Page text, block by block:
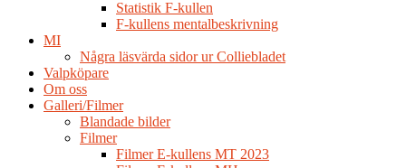
Statistik F-kullen
F-kullens mentalbeskrivning
MI
Några läsvärda sidor ur Colliebladet
Valpköpare
Om oss
Galleri/Filmer
Blandade bilder
Filmer
Filmer E-kullens MT 2023